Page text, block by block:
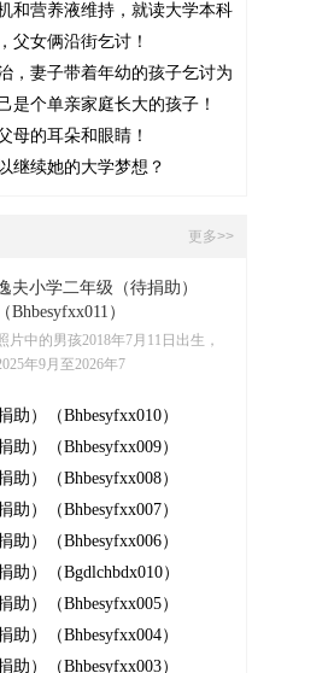
和营养液维持，就读大学本科
父女俩沿街乞讨！
，妻子带着年幼的孩子乞讨为
是个单亲家庭长大的孩子！
母的耳朵和眼睛！
继续她的大学梦想？
更多>>
夫小学二年级（待捐助）
（Bhbesyfxx011）
片中的男孩2018年7月11日出生，
年9月至2026年7
）（Bhbesyfxx010）
）（Bhbesyfxx009）
）（Bhbesyfxx008）
）（Bhbesyfxx007）
）（Bhbesyfxx006）
）（Bgdlchbdx010）
）（Bhbesyfxx005）
）（Bhbesyfxx004）
）（Bhbesyfxx003）